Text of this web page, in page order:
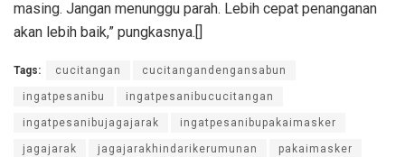
masing. Jangan menunggu parah. Lebih cepat penanganan
akan lebih baik,” pungkasnya.[]
Tags: cucitangan cucitangandengansabun
ingatpesanibu ingatpesanibucucitangan
ingatpesanibujagajarak ingatpesanibupakaimasker
jagajarak jagajarakhindarikerumunan pakaimasker